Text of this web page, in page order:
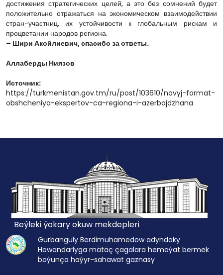
достижения стратегических целей, а это без сомнений будет
положительно отражаться на экономическом взаимодействии
стран-участниц, их устойчивости к глобальным рискам и
процветании народов региона.
– Шири Акойлиевич, спасибо за ответы.
Аллаберды Ниязов
Источник:
https://turkmenistan.gov.tm/ru/post/103610/novyj-format-
obshcheniya-ekspertov-ca-regiona-i-azerbajdzhana
Beýleki ýokary okuw mekdepleri
Gurbanguly Berdimuhamedow adyndaky
Howandarlyga mätäç çagalara hemaýat bermek
boýunça haýyr-sahawat gaznasy